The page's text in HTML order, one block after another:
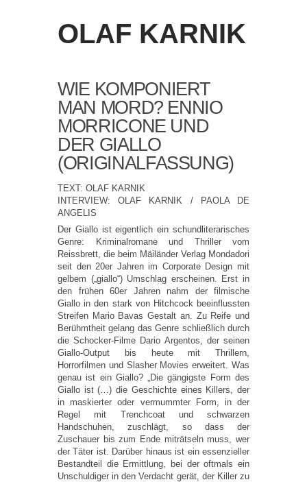
OLAF KARNIK
WIE KOMPONIERT
MAN MORD? ENNIO
MORRICONE UND
DER GIALLO
(ORIGINALFASSUNG)
TEXT: OLAF KARNIK
INTERVIEW: OLAF KARNIK / PAOLA DE
ANGELIS
Der Giallo ist eigentlich ein schundliterarisches
Genre: Kriminalromane und Thriller vom
Reissbrett, die beim Mäiländer Verlag Mondadori
seit den 20er Jahren im Corporate Design mit
gelbem („giallo“) Umschlag erscheinen. Erst in
den frühen 60er Jahren nahm der filmische
Giallo in den stark von Hitchcock beeinflussten
Streifen Mario Bavas Gestalt an. Zu Reife und
Berühmtheit gelang das Genre schließlich durch
die Schocker-Filme Dario Argentos, der seinen
Giallo-Output bis heute mit Thrillern,
Horrorfilmen und Slasher Movies erweitert. Was
genau ist ein Giallo? „Die gängigste Form des
Giallo ist (…) die Geschichte eines Killers, der
in maskierter oder vermummter Form, in der
Regel mit Trenchcoat und schwarzen
Handschuhen, zuschlägt, so dass der
Zuschauer bis zum Ende miträtseln muss, wer
der Täter ist. Darüber hinaus ist ein essenzieller
Bestandteil die Ermittlung, bei der oftmals ein
Unschuldiger in den Verdacht gerät, der Killer zu